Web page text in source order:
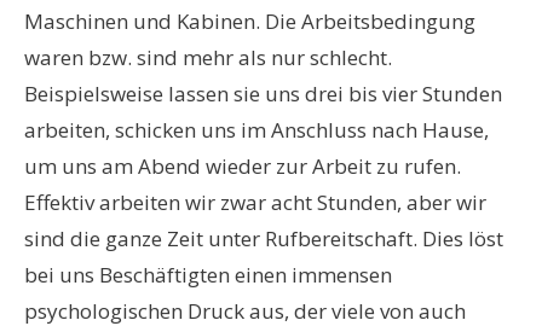
Maschinen und Kabinen. Die Arbeitsbedingung
waren bzw. sind mehr als nur schlecht.
Beispielsweise lassen sie uns drei bis vier Stunden
arbeiten, schicken uns im Anschluss nach Hause,
um uns am Abend wieder zur Arbeit zu rufen.
Effektiv arbeiten wir zwar acht Stunden, aber wir
sind die ganze Zeit unter Rufbereitschaft. Dies löst
bei uns Beschäftigten einen immensen
psychologischen Druck aus, der viele von auch